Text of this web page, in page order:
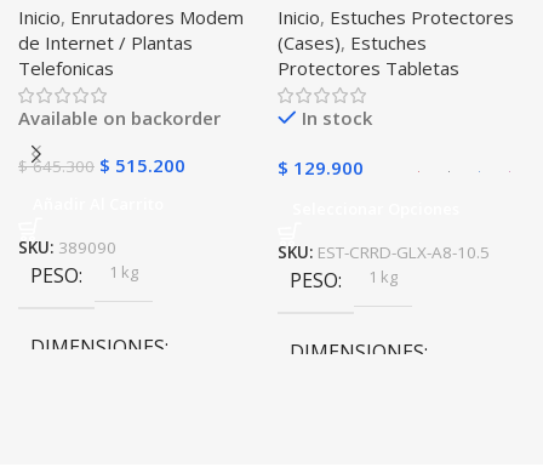
Libre Todo Operador 4G
LTE SIMCARD
Inicio, Enrutadores Modem
de Internet / Plantas
Telefonicas
Available on backorder
$645.300 $ 515.200
SKU: 389090
PESO 1 kg
DIMENSIONES
Tablet Samsung Galaxy
Tab A8 10.5 2021 – 2022
SM-x200 SM-x205 Anti
golpes con soporte
Inicio, Estuches Protectores
(Cases), Estuches
Protectores Tabletas
In stock
$ 129.900
SKU: EST-CRRD-GLX-A8-10.5
PESO 1 kg
DIMENSIONES